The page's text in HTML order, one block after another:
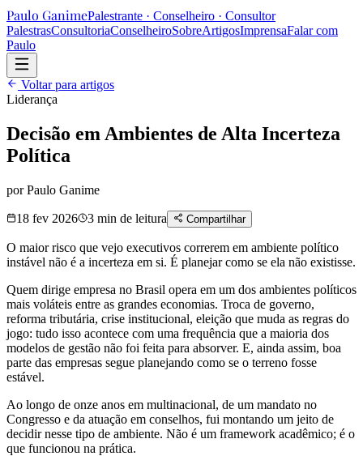
Paulo GanimePalestrante · Conselheiro · Consultor
PalestrasConsultoriaConselheiroSobreArtigosImprensaFalar com
Paulo
Voltar para artigos
Liderança
Decisão em Ambientes de Alta Incerteza
Política
por Paulo Ganime
18 fev 2026 3 min de leitura Compartilhar
O maior risco que vejo executivos correrem em ambiente político
instável não é a incerteza em si. É planejar como se ela não existisse.
Quem dirige empresa no Brasil opera em um dos ambientes políticos
mais voláteis entre as grandes economias. Troca de governo,
reforma tributária, crise institucional, eleição que muda as regras do
jogo: tudo isso acontece com uma frequência que a maioria dos
modelos de gestão não foi feita para absorver. E, ainda assim, boa
parte das empresas segue planejando como se o terreno fosse
estável.
Ao longo de onze anos em multinacional, de um mandato no
Congresso e da atuação em conselhos, fui montando um jeito de
decidir nesse tipo de ambiente. Não é um framework acadêmico; é o
que funcionou na prática.